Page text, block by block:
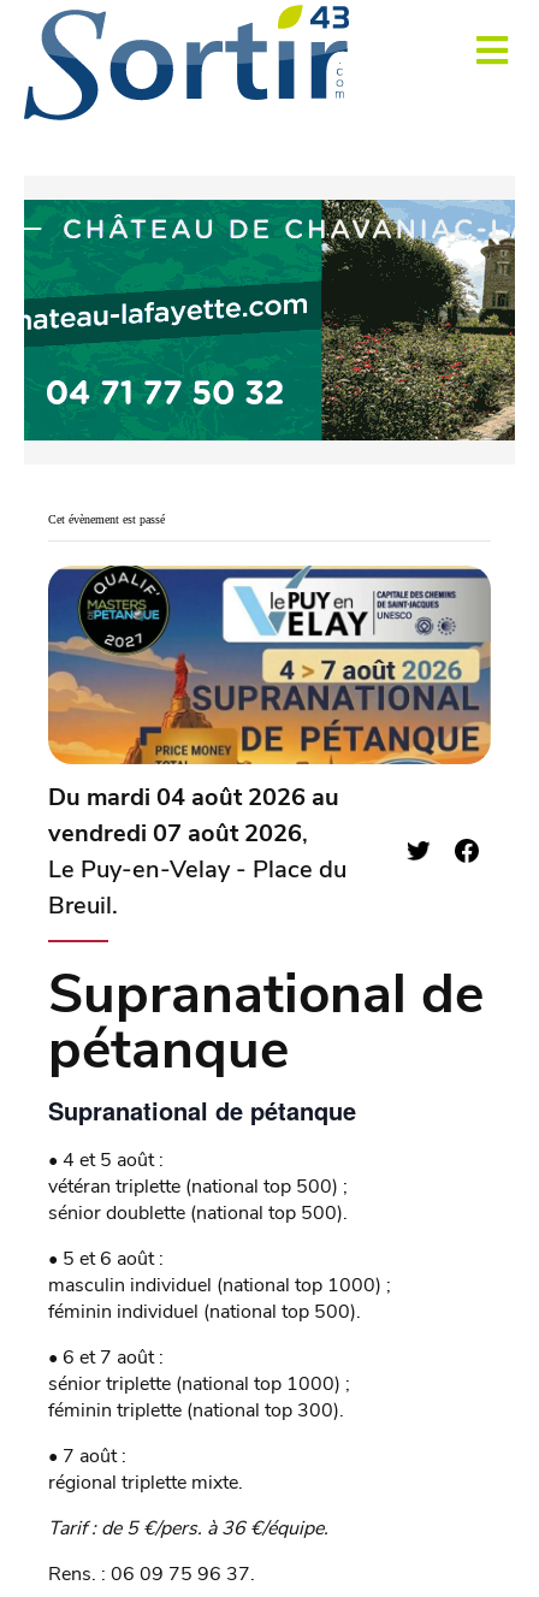
Cet évènement est passé
Du mardi 04 août 2026 au
vendredi 07 août 2026,
Le Puy-en-Velay - Place du
Breuil.
Supranational de
pétanque
Supranational de pétanque
• 4 et 5 août :
vétéran triplette (national top 500) ;
sénior doublette (national top 500).
• 5 et 6 août :
masculin individuel (national top 1000) ;
féminin individuel (national top 500).
• 6 et 7 août :
sénior triplette (national top 1000) ;
féminin triplette (national top 300).
• 7 août :
régional triplette mixte.
Tarif : de 5 €/pers. à 36 €/équipe.
Rens. : 06 09 75 96 37.